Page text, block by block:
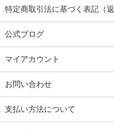
特定商取引法に基づく表記（返
公式ブログ
マイアカウント
お問い合わせ
支払い方法について